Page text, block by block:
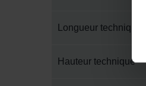
Longueur technique
Hauteur technique